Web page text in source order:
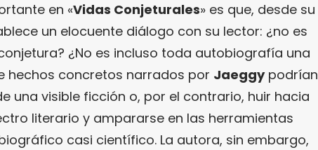
en «Vidas Conjeturales» es que, desde su
un elocuente diálogo con su lector: ¿no es
¿No es incluso toda autobiografía una
hechos concretos narrados por Jaeggypodrían
una visible ficción o, por el contrario, huir hacia
literario y ampararse en las herramientas
casi científico. La autora, sin embargo,